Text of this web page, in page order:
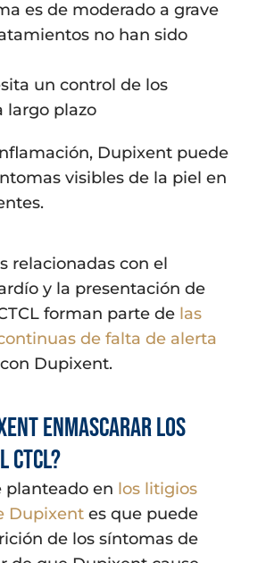
es de moderado a grave
no han sido
un control de los
largo plazo
Dupixent puede
visibles de la piel en
relacionadas con el
y la presentación de
forman parte de las
de falta de alerta
Dupixent.
enmascarar los
planteado en los litigios
Dupixent es que puede
de los síntomas de